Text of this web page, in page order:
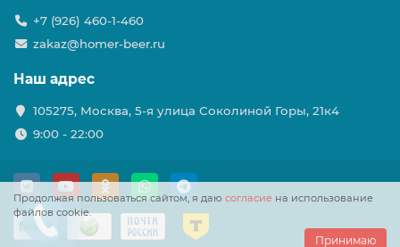
Продолжая пользоваться сайтом, я даю согласие на использование
файлов cookie.
Принимаю
+7 (926) 460-1-460
zakaz@homer-beer.ru
Наш адрес
105275, Москва, 5-я улица Соколиной Горы, 21к4
9:00 - 22:00